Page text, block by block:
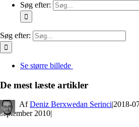
Søg efter:
Søg efter:
Se større billede
De mest læste artikler
By Deniz Berxwedan Serinci|2018-
september 2010|